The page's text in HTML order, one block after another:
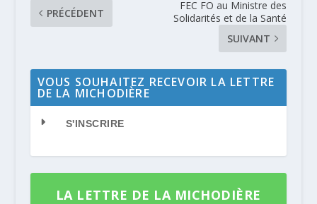
PRÉCÉDENT
FEC FO au Ministre des
Solidarités et de la Santé
SUIVANT
VOUS SOUHAITEZ RECEVOIR LA LETTRE
DE LA MICHODIÈRE
S'INSCRIRE
LA LETTRE DE LA MICHODIÈRE